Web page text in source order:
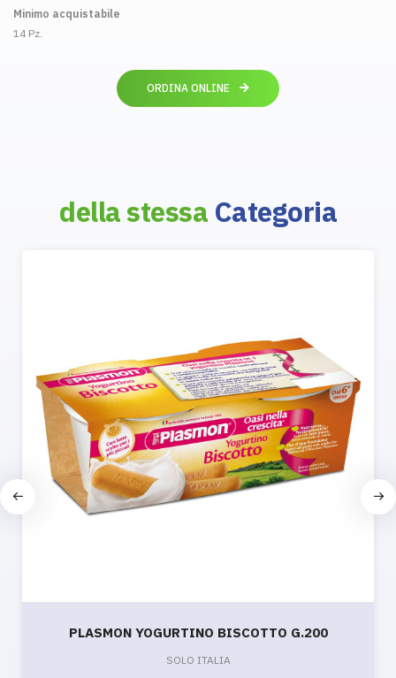
Minimo acquistabile
14 Pz.
ORDINA ONLINE
della stessa Categoria
PLASMON YOGURTINO BISCOTTO G.200
SOLO ITALIA